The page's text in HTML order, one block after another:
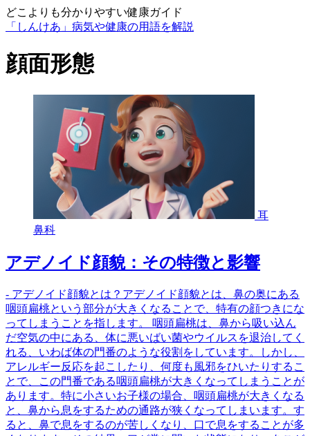
どこよりも分かりやすい健康ガイド
「しんけあ」病気や健康の用語を解説
顔面形態
耳
鼻科
アデノイド顔貌：その特徴と影響
- アデノイド顔貌とは？アデノイド顔貌とは、鼻の奥にある
咽頭扁桃という部分が大きくなることで、特有の顔つきにな
ってしまうことを指します。 咽頭扁桃は、鼻から吸い込ん
だ空気の中にある、体に悪いばい菌やウイルスを退治してく
れる、いわば体の門番のような役割をしています。しかし、
アレルギー反応を起こしたり、何度も風邪をひいたりするこ
とで、この門番である咽頭扁桃が大きくなってしまうことが
あります。特に小さいお子様の場合、咽頭扁桃が大きくなる
と、鼻から息をするための通路が狭くなってしまいます。す
ると、鼻で息をするのが苦しくなり、口で息をすることが多